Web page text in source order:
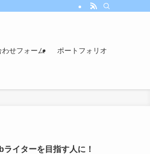
わせフォーム ポートフォリオ
ライターを目指す人に！